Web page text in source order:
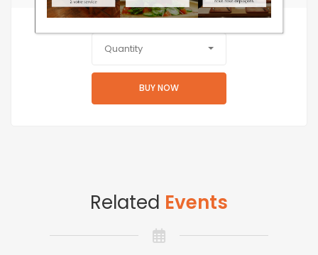
Quantity
BUY NOW
Related Events